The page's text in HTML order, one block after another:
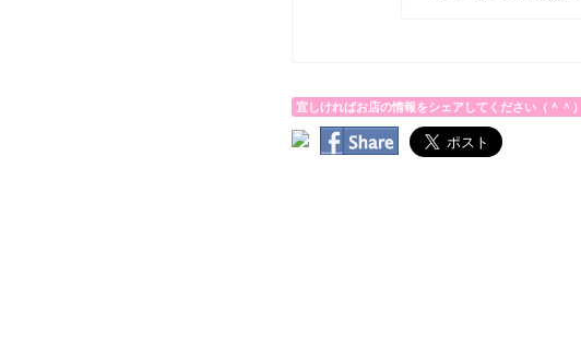
宜しければお店の情報をシェアしてください（＾＾